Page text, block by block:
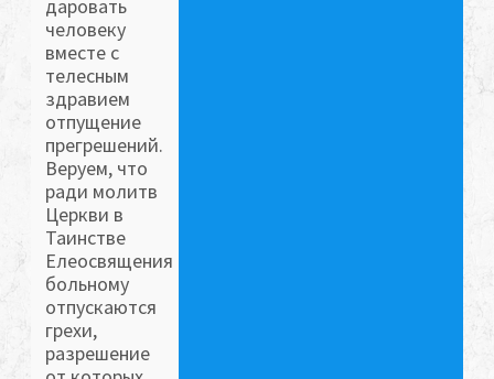
даровать
человеку
вместе с
телесным
здравием
отпущение
прегрешений.
Веруем, что
ради молитв
Церкви в
Таинстве
Елеосвящения
больному
отпускаются
грехи,
разрешение